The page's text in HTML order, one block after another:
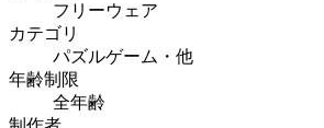
フリーウェア
カテゴリ
パズルゲーム・他
年齢制限
全年齢